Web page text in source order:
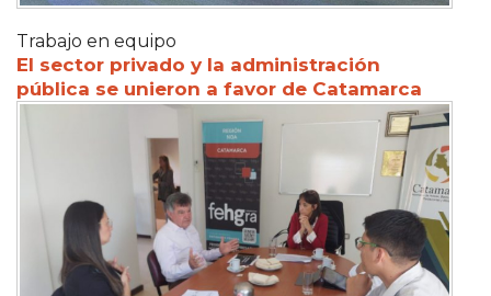
Trabajo en equipo
El sector privado y la administración
pública se unieron a favor de Catamarca